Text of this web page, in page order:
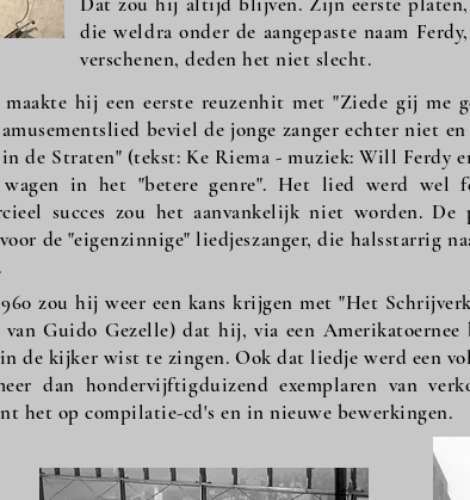
die weldra onder de aangepaste naam Ferdy,
verschenen, deden het niet slecht.
maakte hij een eerste reuzenhit met "Ziede gij me
beviel de jonge zanger echter niet
de Straten" (tekst: Ke Riema - muziek: Will Ferdy
in het "betere genre". Het lied werd wel
succes zou het aanvankelijk niet worden.
de "eigenzinnige" liedjeszanger, die halsstarrig
zou hij weer een kans krijgen met "Het
Guido Gezelle) dat hij, via een Amerikatoernee
de kijker wist te zingen. Ook dat liedje werd een
dan hondervijftigduizend exemplaren van
het op compilatie-cd's en in nieuwe bewerkingen.